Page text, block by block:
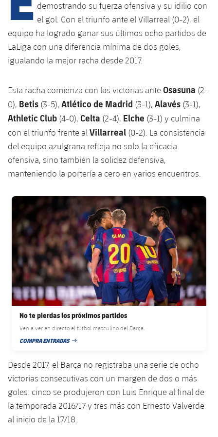
plusicon
más
Instalaciones
Palau Blaugrana
Estadi Johan Cruyff
Barça Cafe
La Masia
plusicon
más
Servicios
Servicios Médicos
Accesibilidad
plusicon
más
Acreditaciones
Instalaciones
SUB13
SUB12
SUB11 B
SUB10 A
SUB10 B
SUB9 A
SUB8 A
SUB8 B
SUB13 B
SUB12 C
Entradas
Gameday Shows
Clasificación
Jugadores
Fotos
Historia
Palmarés
Base
Barça Atlètic
Junior
Cadete B
Infantil A
Infantil B
Mini
Campus Verano
PLUSICON
MÁS
Primer Equipo
plusicon
más
Calendario
Entradas
Resultados
Clasificaciones
Jugadores
Fotos
Historia
Palmarés
plusicon
más
Actualidad
Calendario
Resultados
Jugadores
Fotos
Base
plusicon
más
Actualidad
Juvenil
Cadete B
Infantil A
Infantil B
PLUSICON
MÁS
Primer equipo
plusicon
más
Calendario
Entradas
Resultados
Clasificaciones
Jugadors
Palmarés
Historia
plusicon
más
Actualidad
Calendario
Resultados
Jugadores
Clasificaciones
plusicon
más
Actualidad
Juvenil
Cadete
Infantil
Alevín
Campus Verano
PLUSICON
MÁS
Primer equipo
plusicon
más
Actualidad
Calendario
Entradas
Resultados
Clasificaciones
Barça Atlètic
plusicon
más
Calendario
Resultados
Jugadores
Actualidad
Junior
Campus Verano
PLUSICON
MÁS
demostrando su fuerza ofensiva y su idilio con
el gol. Con el triunfo ante el Villarreal (0-2), el
equipo ha logrado ganar sus últimos ocho partidos de
LaLiga con una diferencia mínima de dos goles,
igualando la mejor racha desde 2017.
Esta racha comienza con las victorias ante Osasuna (2-
0), Betis (3-5), Atlético de Madrid (3-1), Alavés (3-1),
Athletic Club (4-0), Celta (2-4), Elche (3-1) y culmina
con el triunfo frente al Villarreal (0-2). La consistencia
del equipo azulgrana refleja no solo la eficacia
ofensiva, sino también la solidez defensiva,
manteniendo la portería a cero en varios encuentros.
FC Barcelona club badge
No te pierdas los próximos partidos
Ven a ver en directo el fútbol masculino del Barça.
COMPRA ENTRADAS
FECHA DE PUBLICACIÓN
Desde 2017, el Barça no registraba una serie de ocho
victorias consecutivas con un margen de dos o más
goles: cinco se produjeron con Luis Enrique al final de
la temporada 2016/17 y tres más con Ernesto Valverde
al inicio de la 17/18.